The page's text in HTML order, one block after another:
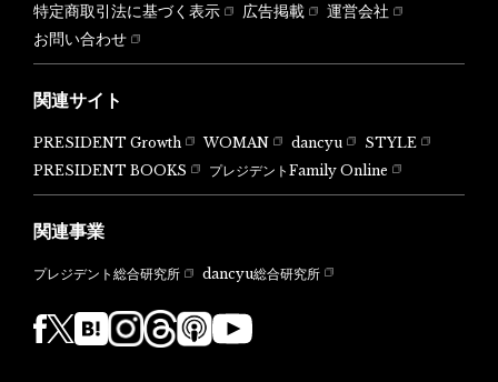
特定商取引法に基づく表示
広告掲載
運営会社
お問い合わせ
関連サイト
PRESIDENT Growth WOMAN dancyu
STYLE
PRESIDENT BOOKS
プレジデントFamily Online
関連事業
プレジデント総合研究所 dancyu総合研究所